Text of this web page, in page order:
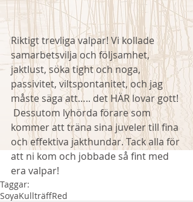
Riktigt trevliga valpar! Vi kollade
samarbetsvilja och följsamhet,
jaktlust, söka tight och noga,
passivitet, viltspontanitet, och jag
måste säga att….. det HÄR lovar gott!
Dessutom lyhörda förare som
kommer att träna sina juveler till fina
och effektiva jakthundar. Tack alla för
att ni kom och jobbade så fint med
era valpar!
Taggar:
SoyaKullträffRed